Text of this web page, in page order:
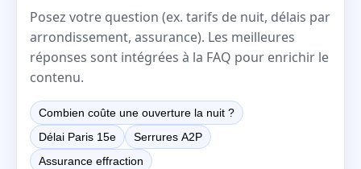
Posez votre question (ex. tarifs de nuit, délais par
arrondissement, assurance). Les meilleures
réponses sont intégrées à la FAQ pour enrichir le
contenu.
Combien coûte une ouverture la nuit ?
Délai Paris 15e
Serrures A2P
Assurance effraction